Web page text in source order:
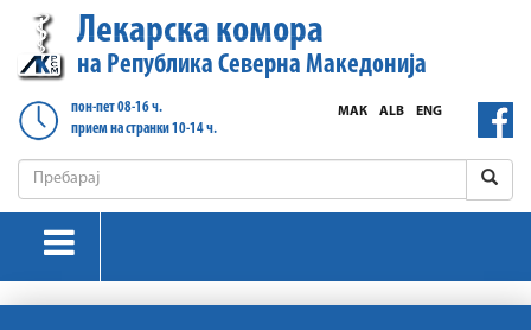
Лекарска комора
на Република Северна Македонија
пон-пет 08-16 ч.
прием на странки 10-14 ч.
ENG
ALB
МАК